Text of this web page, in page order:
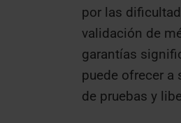
por las
validación de
garantías
puede ofrecer
de pruebas y